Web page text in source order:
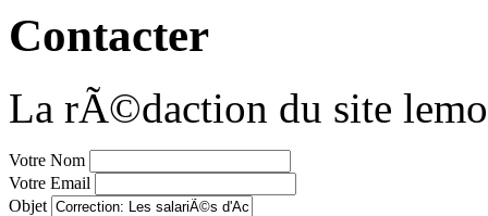
Contacter
La rÃ©daction du site
Votre Nom
Votre Email
Objet